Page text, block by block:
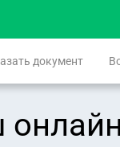
документ